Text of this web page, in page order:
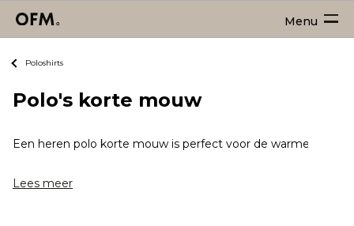
Menu
Poloshirts
Polo's korte mouw
Een heren polo korte mouw is perfect voor de warmere
Lees meer